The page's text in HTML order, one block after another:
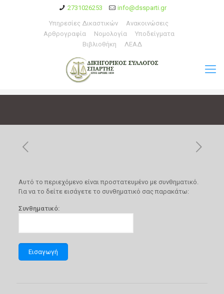
2731026253 info@dssparti.gr
Υπηρεσίες Δικαστικών
Ανακοινώσεις
Αρθρογραφία
Νομολογία
Υποδείγματα
Βιβλιοθήκη
ΛΕΑΔ
Αυτό το περιεχόμενο είναι προστατευμένο με συνθηματικό.
Για να το δείτε εισάγετε το συνθηματικό σας παρακάτω:
Συνθηματικό: